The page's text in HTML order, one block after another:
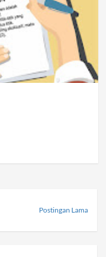
Postingan Lama